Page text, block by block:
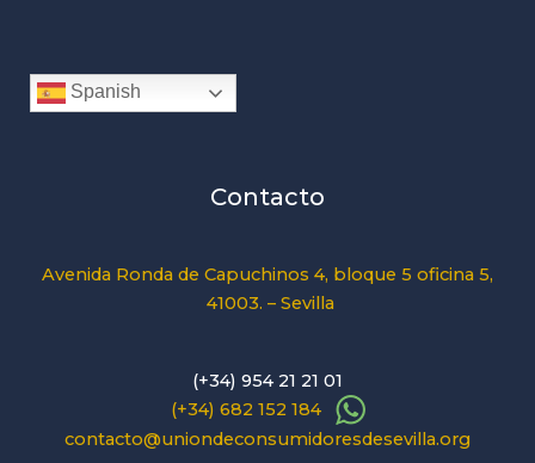
Spanish
Contacto
Avenida Ronda de Capuchinos 4, bloque 5 oficina 5,
41003. – Sevilla
(+34) 954 21 21 01
(+34) 682 152 184
contacto@uniondeconsumidoresdesevilla.org